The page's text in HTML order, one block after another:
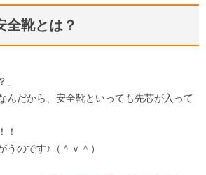
全靴とは？
」
んだから、安全靴といっても先芯が入って
！
のです♪（＾ｖ＾）